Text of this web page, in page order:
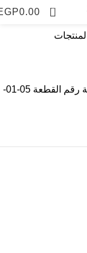
0
0.00
طقم قطع غيار رقم القطعة 05-93-057 للمضخة رقم القطعة 05-01-